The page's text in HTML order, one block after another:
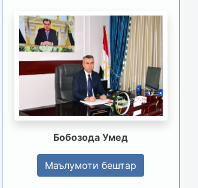
Бобозода Умед
Маълумоти бештар